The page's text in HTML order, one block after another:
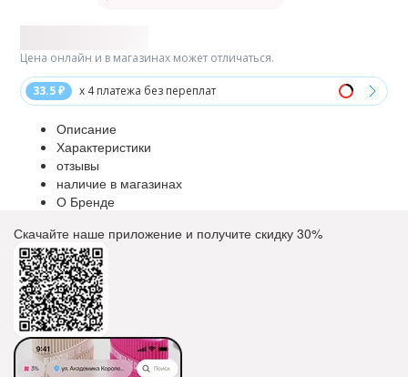
33.5 ₽ x 4 платежа без переплат
Цена онлайн и в магазинах может отличаться.
Описание
Характеристики
отзывы
наличие в магазинах
О Бренде
Скачайте наше приложение и получите скидку 30%